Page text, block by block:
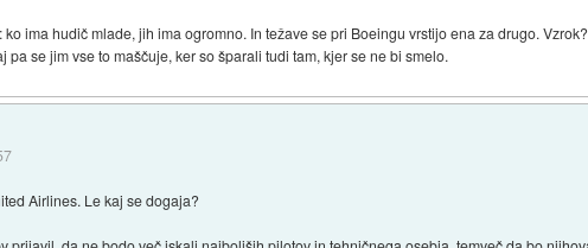
ima hudič mlade, jih ima ogromno. In težave se pri Boeingu vrstijo ena za drugo.
pa se jim vse to maščuje, ker so šparali tudi tam, kjer se ne bi smelo.
Airlines. Le kaj se dogaja?